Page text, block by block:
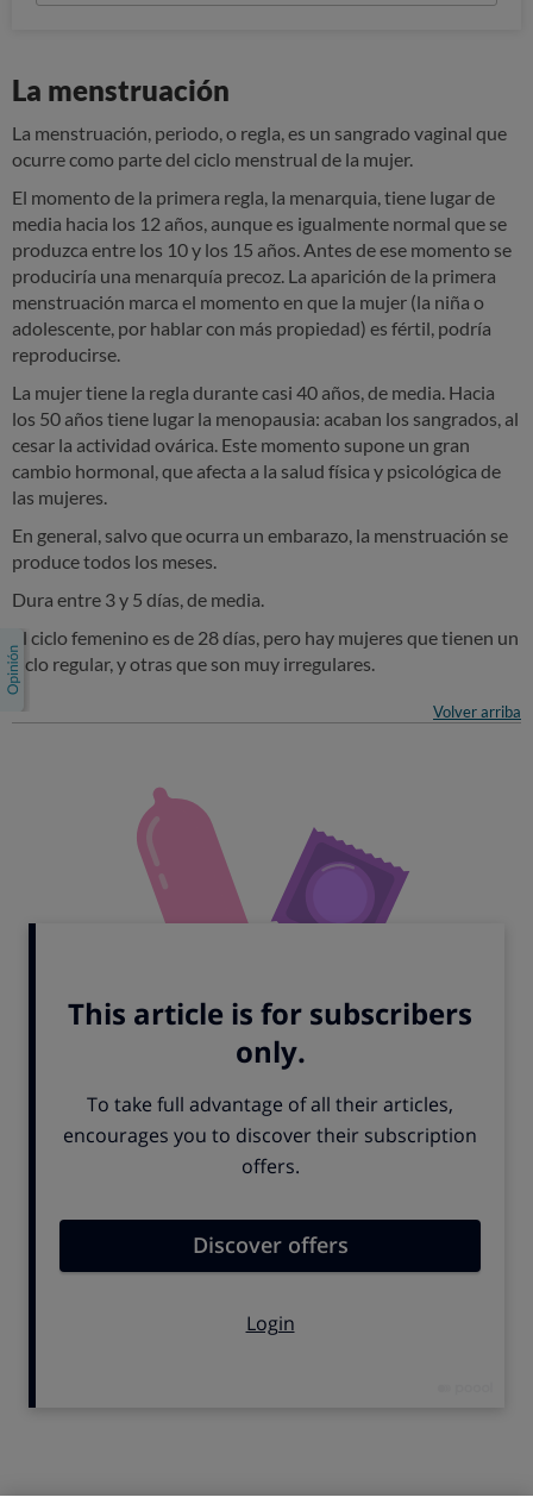
La menstruación
La menstruación, periodo, o regla, es un sangrado vaginal que
ocurre como parte del ciclo menstrual de la mujer.
El momento de la primera regla, la menarquia, tiene lugar de
media hacia los 12 años, aunque es igualmente normal que se
produzca entre los 10 y los 15 años. Antes de ese momento se
produciría una menarquía precoz. La aparición de la primera
menstruación marca el momento en que la mujer (la niña o
adolescente, por hablar con más propiedad) es fértil, podría
reproducirse.
La mujer tiene la regla durante casi 40 años, de media. Hacia
los 50 años tiene lugar la menopausia: acaban los sangrados, al
cesar la actividad ovárica. Este momento supone un gran
cambio hormonal, que afecta a la salud física y psicológica de
las mujeres.
En general, salvo que ocurra un embarazo, la menstruación se
produce todos los meses.
Dura entre 3 y 5 días, de media.
El ciclo femenino es de 28 días, pero hay mujeres que tienen un
ciclo regular, y otras que son muy irregulares.
Volver arriba
Anticonceptivos: pros y contras
Métodos químicos, anticonceptivos de barrera,
dispositivos intrauterinos... hay distintas posibilidades:
opción que mejor se ajuste a sus circunstancias, para
prevenir embarazos no deseados y evitar ETS.
organismo está preparado para tener un hijo. De hecho, el